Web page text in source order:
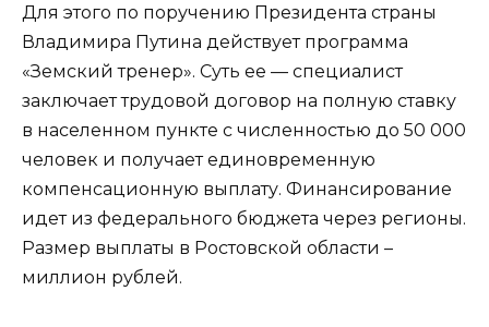
Для этого по поручению Президента страны
Владимира Путина действует программа
«Земский тренер». Суть ее — специалист
заключает трудовой договор на полную ставку
в населенном пункте с численностью до 50 000
человек и получает единовременную
компенсационную выплату. Финансирование
идет из федерального бюджета через регионы.
Размер выплаты в Ростовской области –
миллион рублей.